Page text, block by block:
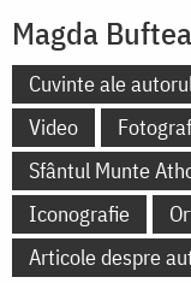
Magda Buftea
Cuvinte ale
Video
Sfântul Munte
Iconografie
Articole despre